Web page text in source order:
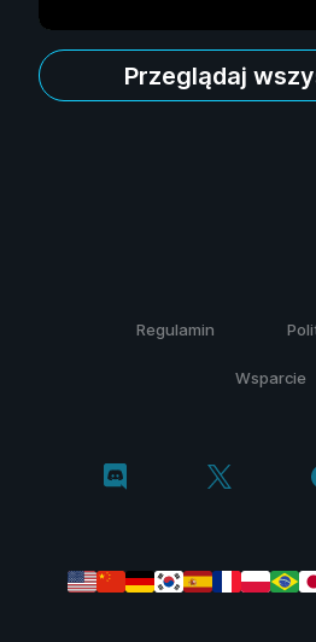
Przeglądaj
Regulamin
Wsparcie